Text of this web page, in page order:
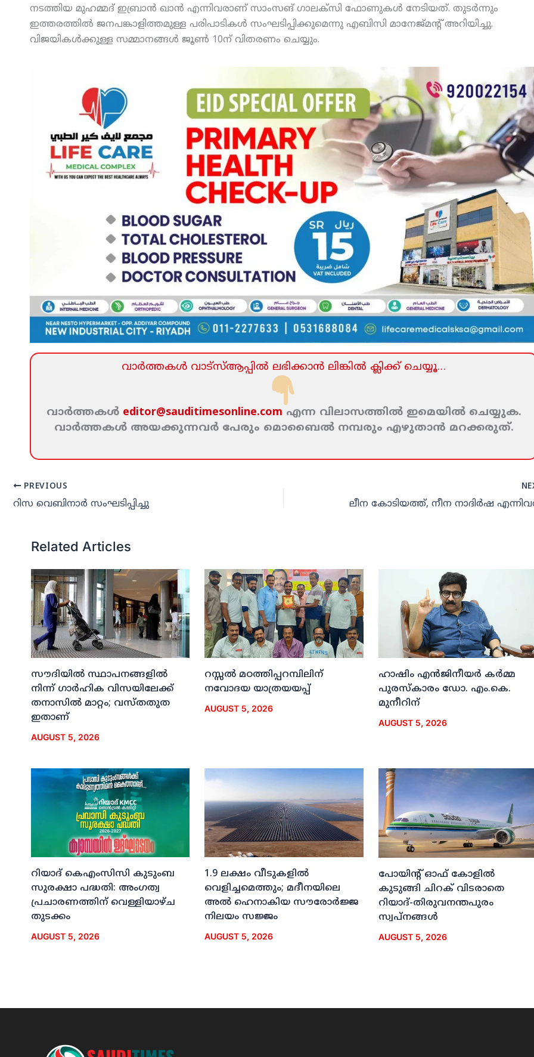
നടത്തിയ മുഹമ്മദ് ഇബ്രാന്‍ ഖാന്‍ എന്നിവരാണ് സാംസങ് ഗാലക്‌സി ഫോണുകള്‍ നേടിയത്. തുടര്‍ന്നും
ഇത്തരത്തില്‍ ജനപങ്കാളിത്തമുള്ള പരിപാടികള്‍ സംഘടിപ്പിക്കുമെന്നു എബിസി മാനേജ്മന്റ് അറിയിച്ചു.
വിജയികള്‍ക്കുള്ള സമ്മാനങ്ങള്‍ ജൂണ്‍ 10ന് വിതരണം ചെയ്യും.
വാര്‍ത്തകള്‍ വാട്‌സ്‌ആപ്പില്‍ ലഭിക്കാന്‍ ലിങ്കില്‍ ക്ലിക്ക്‌ ചെയ്യൂ…
വാര്‍ത്തകള്‍ editor@sauditimesonline.com എന്ന വിലാസത്തില്‍ ഇമെയില്‍ ചെയ്യുക.
വാര്‍ത്തകള്‍ അയക്കുന്നവര്‍ പേരും മൊബൈല്‍ നമ്പരും എഴുതാന്‍ മറക്കരുത്‌.
PREVIOUS
റിസ വെബിനാര്‍ സംഘടിപ്പിച്ചു
Related Articles
സൗദിയില്‍ സ്ഥാപനങ്ങളില്‍
നിന്ന് ഗാര്‍ഹിക വിസയിലേക്ക്
തനാസില്‍ മാറ്റം; വസ്തതുത
ഇതാണ്
AUGUST 5, 2026
റസ്സല്‍ മഠത്തിപ്പറമ്പിലിന്
നവോദയ യാത്രയയപ്പ്
AUGUST 5, 2026
ഹാഷിം എന്‍ജിനീയര്‍ കര്‍മ്മ
പുരസ്‌കാരം ഡോ. എം.കെ.
മുനീറിന്
AUGUST 5, 2026
റിയാദ് കെഎംസിസി കുടുംബ
സുരക്ഷാ പദ്ധതി: അംഗത്വ
പ്രചാരണത്തിന് വെള്ളിയാഴ്ച
തുടക്കം
AUGUST 5, 2026
1.9 ലക്ഷം വീടുകളില്‍
വെളിച്ചമെത്തും; മദീനയിലെ
അല്‍ ഹെനാകിയ സൗരോര്‍ജ്ജ
നിലയം സജ്ജം
AUGUST 5, 2026
പോയിന്റ് ഓഫ് കോളില്‍
കുടുങ്ങി ചിറക് വിടരാതെ
റിയാദ്-തിരുവനന്തപുരം
സ്വപ്നങ്ങള്‍
AUGUST 5, 2026